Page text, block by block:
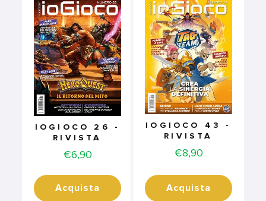
IOGIOCO 26 -
RIVISTA
Price
€6,90
Acquista
IOGIOCO 43 -
RIVISTA
Price
€8,90
Acquista